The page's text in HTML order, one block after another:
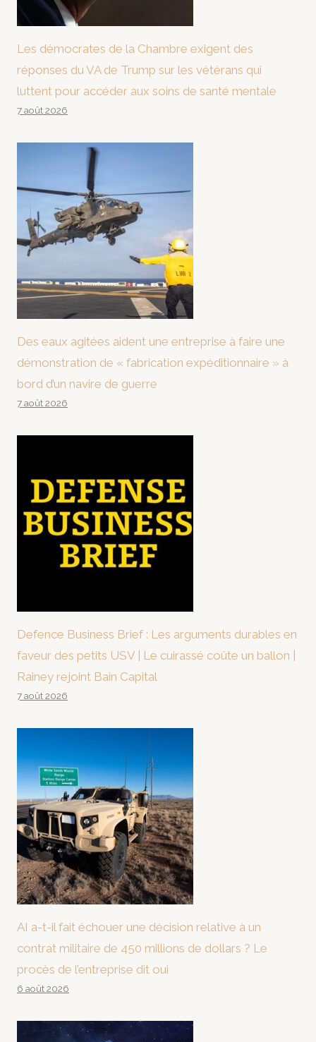
Les démocrates de la Chambre exigent des
réponses du VA de Trump sur les vétérans qui
luttent pour accéder aux soins de santé mentale
7 août 2026
Des eaux agitées aident une entreprise à faire une
démonstration de « fabrication expéditionnaire » à
bord d’un navire de guerre
7 août 2026
Defence Business Brief : Les arguments durables en
faveur des petits USV | Le cuirassé coûte un ballon |
Rainey rejoint Bain Capital
7 août 2026
AI a-t-il fait échouer une décision relative à un
contrat militaire de 450 millions de dollars ? Le
procès de l’entreprise dit oui
6 août 2026